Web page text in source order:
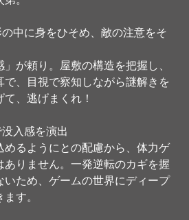
中に身をひそめ、敵の注意をそ
が頼り。屋敷の構造を把握し、
、目視で察知しながら謎解きを
、逃げまくれ！
入感を演出
めるようにとの配慮から、体力ゲ
ありません。一発逆転のカギを握
いため、ゲームの世界にディープ
す。